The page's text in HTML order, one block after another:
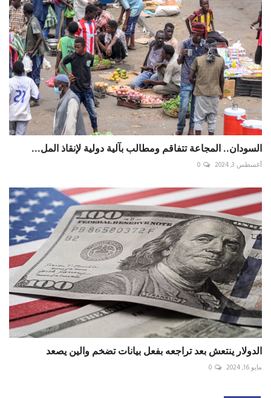
السودان.. المجاعة تتفاقم ومطالب بآلية دولية لإنقاذ المل...
أغسطس 3, 2024 0
الدولار ينتعش بعد تراجعه بفعل بيانات تضخم والين يصعد
مايو 16, 2024 0